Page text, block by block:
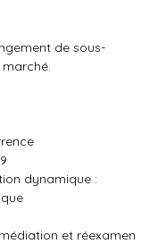
de sous-
dynamique :
et réexamen